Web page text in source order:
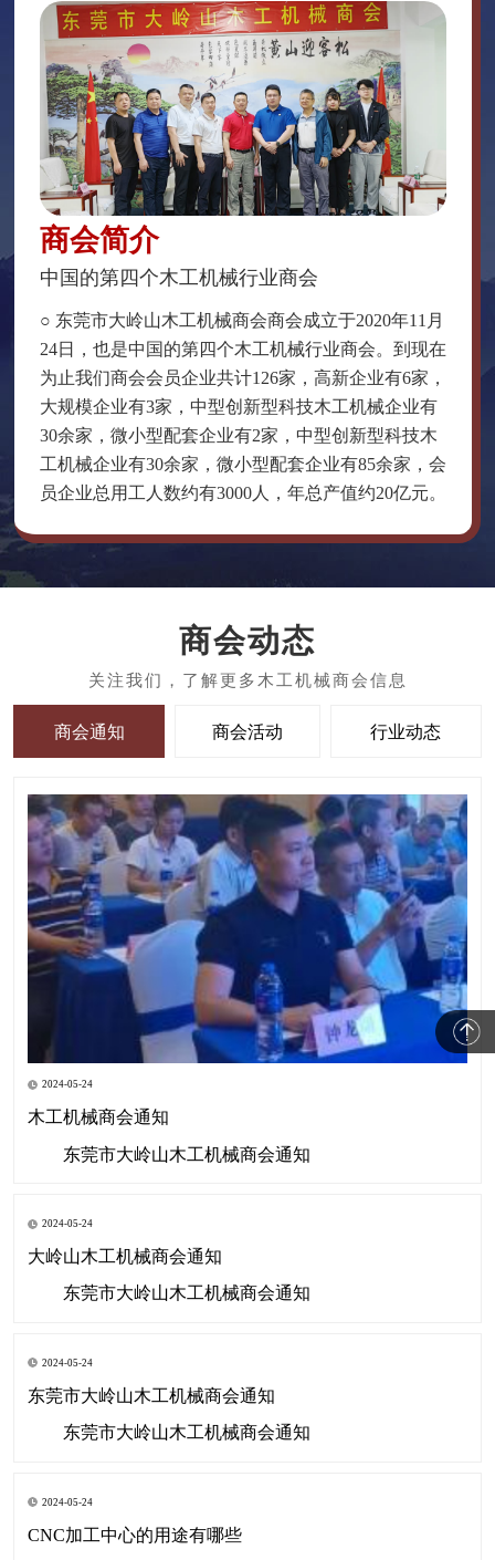
商会简介
中国的第四个木工机械行业商会
○ 东莞市大岭山木工机械商会商会成立于2020年11月
24日，也是中国的第四个木工机械行业商会。到现在
为止我们商会会员企业共计126家，高新企业有6家，
大规模企业有3家，中型创新型科技木工机械企业有
30余家，微小型配套企业有2家，中型创新型科技木
工机械企业有30余家，微小型配套企业有85余家，会
员企业总用工人数约有3000人，年总产值约20亿元。
商会动态
商会通知 商会活动 行业动态
2024-05-24
木工机械商会通知
东莞市大岭山木工机械商会通知
2024-05-24
大岭山木工机械商会通知
东莞市大岭山木工机械商会通知
2024-05-24
东莞市大岭山木工机械商会通知
东莞市大岭山木工机械商会通知
2024-05-24
CNC加工中心的用途有哪些